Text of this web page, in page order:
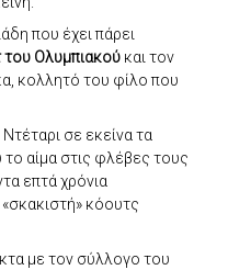
που έχει πάρει
Ολυμπιακού και τον
κολλητό του φίλο που
σε εκείνα τα
αίμα στις φλέβες τους
επτά χρόνια
«σκακιστή» κόουτς
με τον σύλλογο του